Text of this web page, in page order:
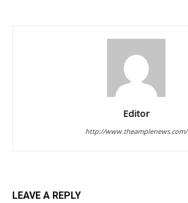
Editor
http://www.theamplenews.com/
LEAVE A REPLY